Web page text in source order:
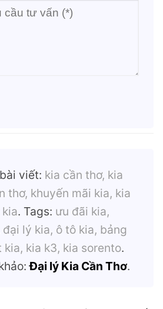
viết: kia cần thơ, kia
thơ, khuyến mãi kia, kia
. Tags: ưu đãi kia,
lý kia, ô tô kia, bảng
kia, kia k3, kia sorento.
Đại lý Kia Cần Thơ.